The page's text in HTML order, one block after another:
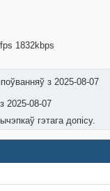
1832kbps
з 2025-08-07
2025-08-07
гэтага допісу.